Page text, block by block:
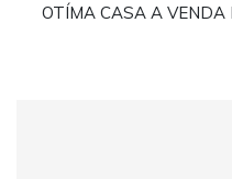
OTÍMA CASA A VENDA